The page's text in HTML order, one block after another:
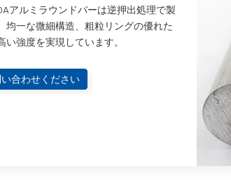
アルミラウンドバーは逆押出処理で製
均一な微細構造、粗粒リングの優れた
強度を実現しています。
合わせください